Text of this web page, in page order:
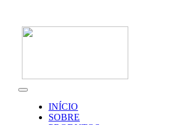
content
Toggle
NavigationINÍCIO
SOBRE